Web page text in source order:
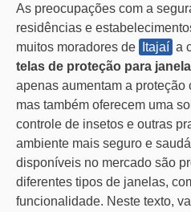
As preocupações com a
residências e
muitos moradores de
Itajaí a
telas de proteção para
apenas aumentam a proteção
mas também oferecem uma
controle de insetos e outras
ambiente mais seguro e
disponíveis no mercado são
diferentes tipos de janelas,
funcionalidade. Neste texto,